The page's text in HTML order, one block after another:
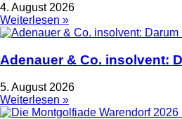
4. August 2026
Weiterlesen »
Adenauer & Co. insolvent:
5. August 2026
Weiterlesen »